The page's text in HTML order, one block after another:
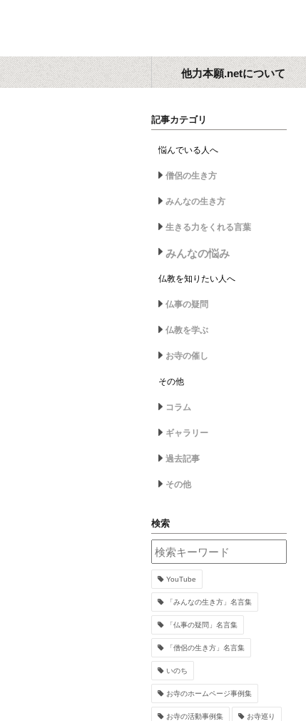
他力本願.netについて
記事カテゴリ
悩んでいる人へ
僧侶の生き方
みんなの生き方
生きる力をくれる言葉
みんなの悩み
仏教を知りたい人へ
仏事の疑問
仏教を学ぶ
お寺の催し
その他
コラム
ギャラリー
過去記事
その他
検索
YouTube
「みんなの生き方」名言集
「仏事の疑問」名言集
「僧侶の生き方」名言集
いのち
お寺のホームページ事例集
お寺の活動事例集 お寺巡り